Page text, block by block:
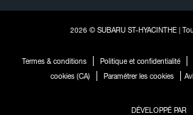
2026 © SUBARU ST-HYACINTHE |
Termes & conditions| Politique et confidentialité|
cookies (CA)
| Paramétrer les cookies|
DÉVELOPPÉ PAR